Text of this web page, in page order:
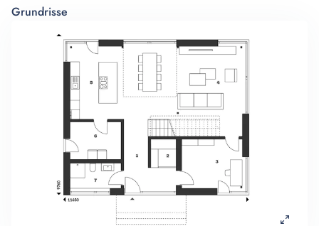
Grundrisse